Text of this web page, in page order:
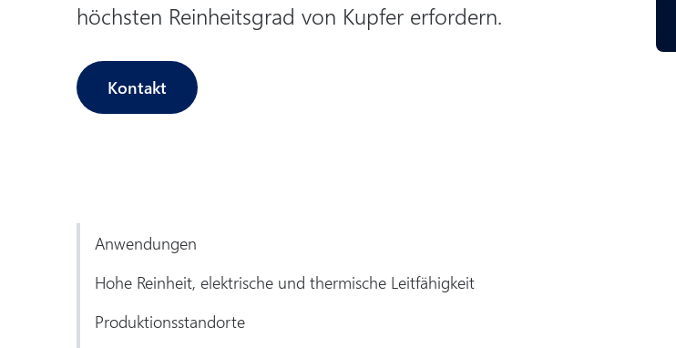
höchsten Reinheitsgrad von Kupfer erfordern.
Kontakt
Anwendungen
Hohe Reinheit, elektrische und thermische Leitfähigkeit
Produktionsstandorte